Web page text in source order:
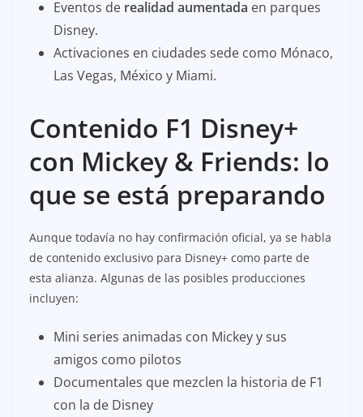
Eventos de realidad aumentada en parques
Disney.
Activaciones en ciudades sede como Mónaco,
Las Vegas, México y Miami.
Contenido F1 Disney+
con Mickey & Friends: lo
que se está preparando
Aunque todavía no hay confirmación oficial, ya se habla
de contenido exclusivo para Disney+ como parte de
esta alianza. Algunas de las posibles producciones
incluyen:
Mini series animadas con Mickey y sus
amigos como pilotos
Documentales que mezclen la historia de F1
con la de Disney